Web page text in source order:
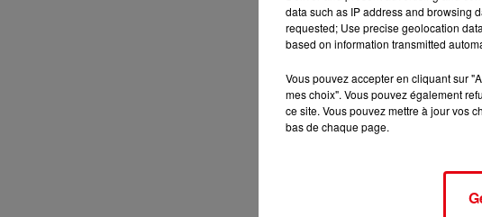
data such as IP address and browsing
requested; Use precise geolocation
based on information transmitted
Vous pouvez accepter en cliquant sur
mes choix". Vous pouvez également
ce site. Vous pouvez mettre à jour vos
bas de chaque page.